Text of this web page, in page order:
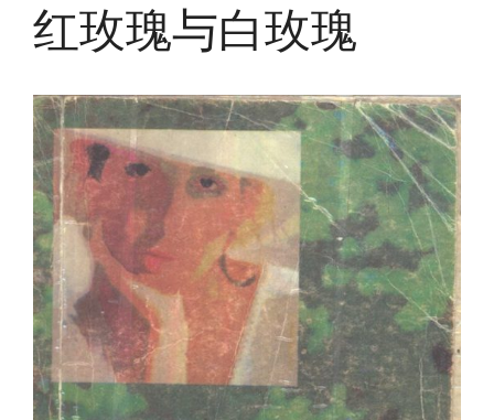
红玫瑰与白玫瑰